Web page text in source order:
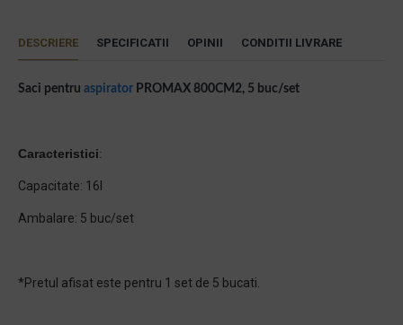
DESCRIERE SPECIFICATII OPINII CONDITII LIVRARE
Saci pentru aspirator PROMAX 800CM2, 5 buc/set
Caracteristici:
Capacitate: 16l
Ambalare: 5 buc/set
*Pretul afisat este pentru 1 set de 5 bucati.